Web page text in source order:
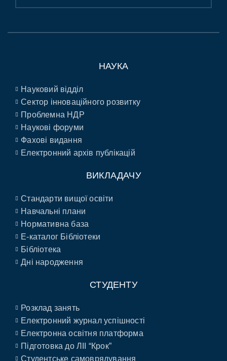
НАУКА
Науковий відділ
Сектор інноваційного розвитку
Проблемна НДР
Наукові форуми
Фахові видання
Електронний архів публікацій
ВИКЛАДАЧУ
Стандарти вищої освіти
Навчальні плани
Нормативна база
E-каталог Бібліотеки
Бібліотека
Дні народження
СТУДЕНТУ
Розклад занять
Електронний журнал успішності
Електронна освітня платформа
Підготовка до ЛІІ “Крок”
Студентське самоврядування